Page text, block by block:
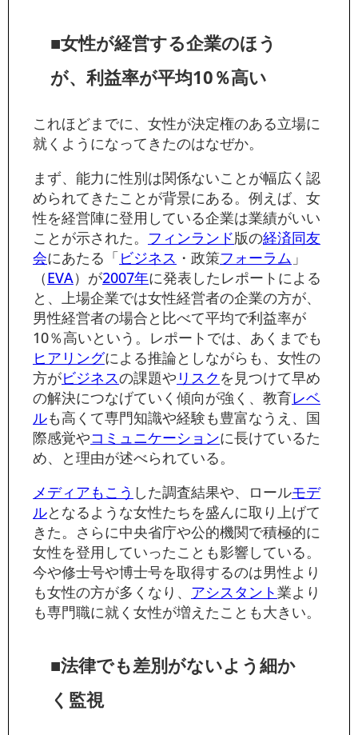
■女性が経営する企業のほう
が、利益率が平均10％高い
これほどまでに、女性が決定権のある立場に
就くようになってきたのはなぜか。
まず、能力に性別は関係ないことが幅広く認
められてきたことが背景にある。例えば、女
性を経営陣に登用している企業は業績がいい
ことが示された。 フィンランド版の経済同友
会にあたる「ビジネス ・政策フォーラム 」
（EVA）が2007年に発表したレポートによる
と、上場企業では女性経営者の企業の方が、
男性経営者の場合と比べて平均で利益率が
10％高いという。レポートでは、あくまでも
ヒアリングによる推論としながらも、女性の
方がビジネスの課題や リスク を見つけて早め
の解決につなげていく傾向が強く、教育レベ
ルも高くて専門知識や経験も豊富なうえ、国
際感覚やコミュニケーションに長けているた
め、と理由が述べられている。
メディアもこう した調査結果や、ロールモデ
ルとなるような女性たちを盛んに取り上げて
きた。さらに中央省庁や公的機関で積極的に
女性を登用していったことも影響している。
今や修士号や博士号を取得するのは男性より
も女性の方が多くなり、 アシスタント業より
も専門職に就く女性が増えたことも大きい。
■法律でも差別がないよう細か
く監視